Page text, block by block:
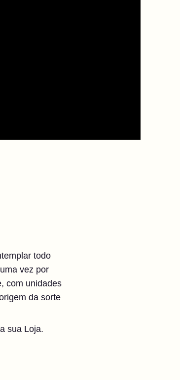
todo
vez por
com unidades
da sorte
sua Loja.